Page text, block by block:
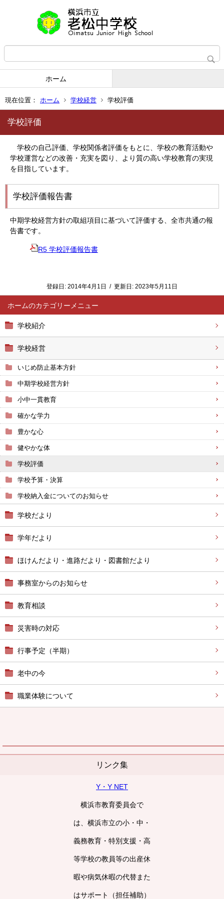
ホーム
現在位置： ホーム 学校経営 学校評価
ホーム
学校紹介
学校経営
いじめ防止基本方針
中期学校経営方針
小中一貫教育
確かな学力
豊かな心
健やかな体
学校評価
学校予算・決算
学校納入金についてのお知らせ
学校だより
学年だより
ほけんだより・進路だより・図書館だより
事務室からのお知らせ
教育相談
災害時の対応
行事予定（半期）
老中の今
職業体験について
リンク集
Y・Y NET
横浜市教育委員会で
は、横浜市立の小・中・
義務教育・特別支援・高
等学校の教員等の出産休
暇や病気休暇の代替また
はサポート（担任補助）
学校評価
学校の自己評価、学校関係者評価をもとに、学校の教育活動や
学校運営などの改善・充実を図り、より質の高い学校教育の実現
を目指しています。
学校評価報告書
中期学校経営方針の取組項目に基づいて評価する、全市共通の報
告書です。
R5 学校評価報告書
登録日: 2014年4月1日 / 更新日: 2023年5月11日